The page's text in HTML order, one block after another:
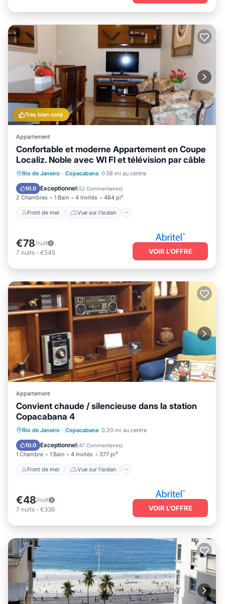
Très bien noté
Appartement
Confortable et moderne Appartement en Coupe
Localiz. Noble avec WI FI et télévision par câble
Rio de Janeiro · Copacabana 0.58 mi au centre
10.0 Exceptionnel(52 Commentaires)
2 Chambres 1 Bain 4 Invités 484 pi²
Front de mer Vue sur l’océan
Front de mer Vue sur l’océan
Cuisine
€78/nuit
7 nuits - €545 VOIR L’OFFRE
Appartement
Convient chaude / silencieuse dans la station
Copacabana 4
Rio de Janeiro · Copacabana 0.20 mi au centre
10.0 Exceptionnel(47 Commentaires)
1 Chambre 1 Bain 4 Invités 377 pi²
Front de mer Vue sur l’océan
Front de mer Vue sur l’océan
Cuisine
€48/nuit
7 nuits - €336 VOIR L’OFFRE